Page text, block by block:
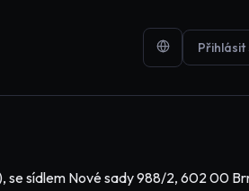
Přihlásit
sídlem Nové sady 988/2, 602 00